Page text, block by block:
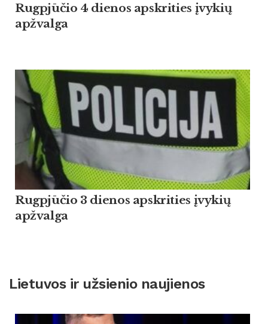
Rugpjūčio 4 dienos apskrities įvykių
apžvalga
Rugpjūčio 3 dienos apskrities įvykių
apžvalga
Lietuvos ir užsienio naujienos